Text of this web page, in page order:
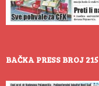
BAČKA PRESS BROJ 215